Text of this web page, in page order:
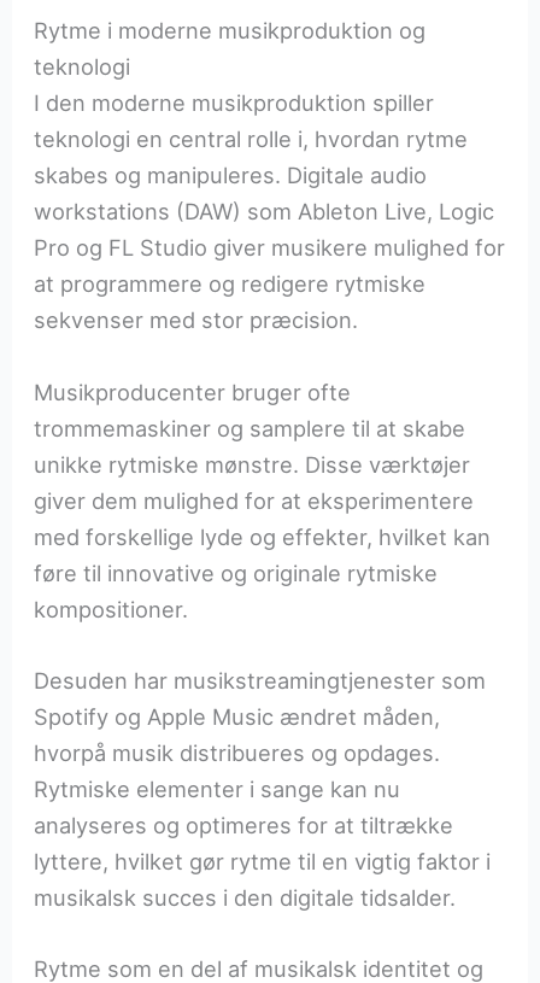
Rytme i moderne musikproduktion og
teknologi
I den moderne musikproduktion spiller
teknologi en central rolle i, hvordan rytme
skabes og manipuleres. Digitale audio
workstations (DAW) som Ableton Live, Logic
Pro og FL Studio giver musikere mulighed for
at programmere og redigere rytmiske
sekvenser med stor præcision.
Musikproducenter bruger ofte
trommemaskiner og samplere til at skabe
unikke rytmiske mønstre. Disse værktøjer
giver dem mulighed for at eksperimentere
med forskellige lyde og effekter, hvilket kan
føre til innovative og originale rytmiske
kompositioner.
Desuden har musikstreamingtjenester som
Spotify og Apple Music ændret måden,
hvorpå musik distribueres og opdages.
Rytmiske elementer i sange kan nu
analyseres og optimeres for at tiltrække
lyttere, hvilket gør rytme til en vigtig faktor i
musikalsk succes i den digitale tidsalder.
Rytme som en del af musikalsk identitet og